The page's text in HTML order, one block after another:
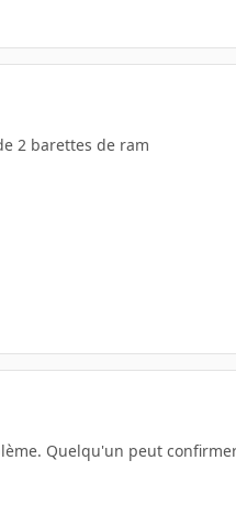
2 barettes de ram
Quelqu'un peut